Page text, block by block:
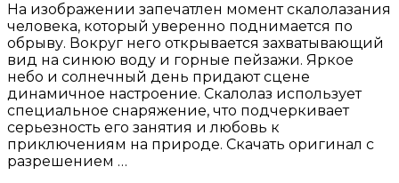
На изображении запечатлен момент скалолазания
человека, который уверенно поднимается по
обрыву. Вокруг него открывается захватывающий
вид на синюю воду и горные пейзажи. Яркое
небо и солнечный день придают сцене
динамичное настроение. Скалолаз использует
специальное снаряжение, что подчеркивает
серьезность его занятия и любовь к
приключениям на природе. Скачать оригинал с
разрешением …